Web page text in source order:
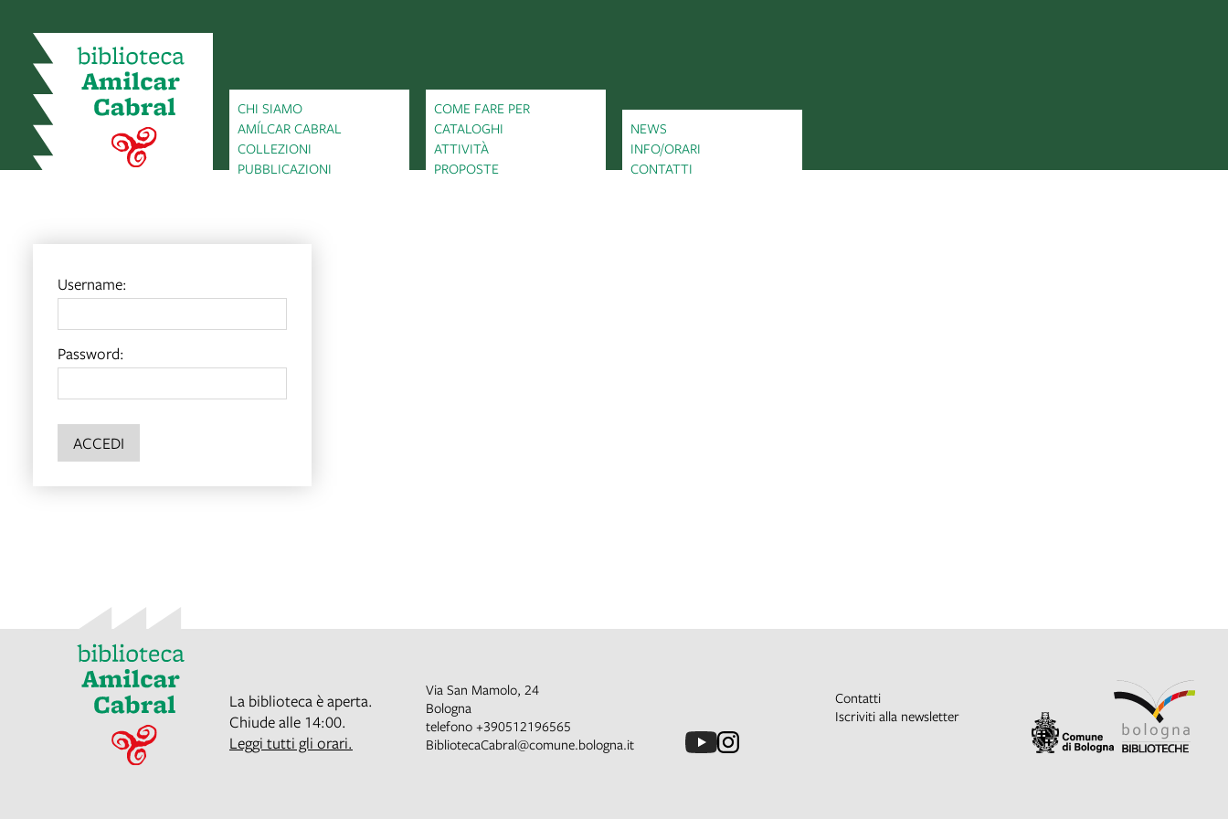
CHI SIAMO
AMÍLCAR CABRAL
COLLEZIONI
PUBBLICAZIONI
COME FARE PER
CATALOGHI
ATTIVITÀ
PROPOSTE
NEWS
INFO/ORARI
CONTATTI
Username:
Password:
ACCEDI
La biblioteca è aperta.
Chiude alle 14:00.
Leggi tutti gli orari.
Via San Mamolo, 24
Bologna
telefono +390512196565
BibliotecaCabral@comune.bologna.it
Contatti
Iscriviti alla newsletter